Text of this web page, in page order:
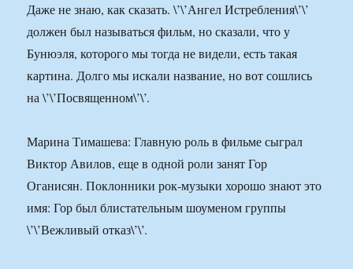
Даже не знаю, как сказать. \’\’Ангел Истребления\’\’
должен был называться фильм, но сказали, что у
Бунюэля, которого мы тогда не видели, есть такая
картина. Долго мы искали название, но вот сошлись
на \’\’Посвященном\’\’.
Марина Тимашева: Главную роль в фильме сыграл
Виктор Авилов, еще в одной роли занят Гор
Оганисян. Поклонники рок-музыки хорошо знают это
имя: Гор был блистательным шоуменом группы
\’\’Вежливый отказ\’\’.